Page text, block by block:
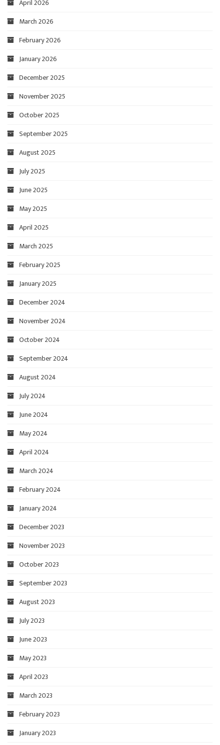
April 2026
March 2026
February 2026
January 2026
December 2025
November 2025
October 2025
September 2025
August 2025
July 2025
June 2025
May 2025
April 2025
March 2025
February 2025
January 2025
December 2024
November 2024
October 2024
September 2024
August 2024
July 2024
June 2024
May 2024
April 2024
March 2024
February 2024
January 2024
December 2023
November 2023
October 2023
September 2023
August 2023
July 2023
June 2023
May 2023
April 2023
March 2023
February 2023
January 2023